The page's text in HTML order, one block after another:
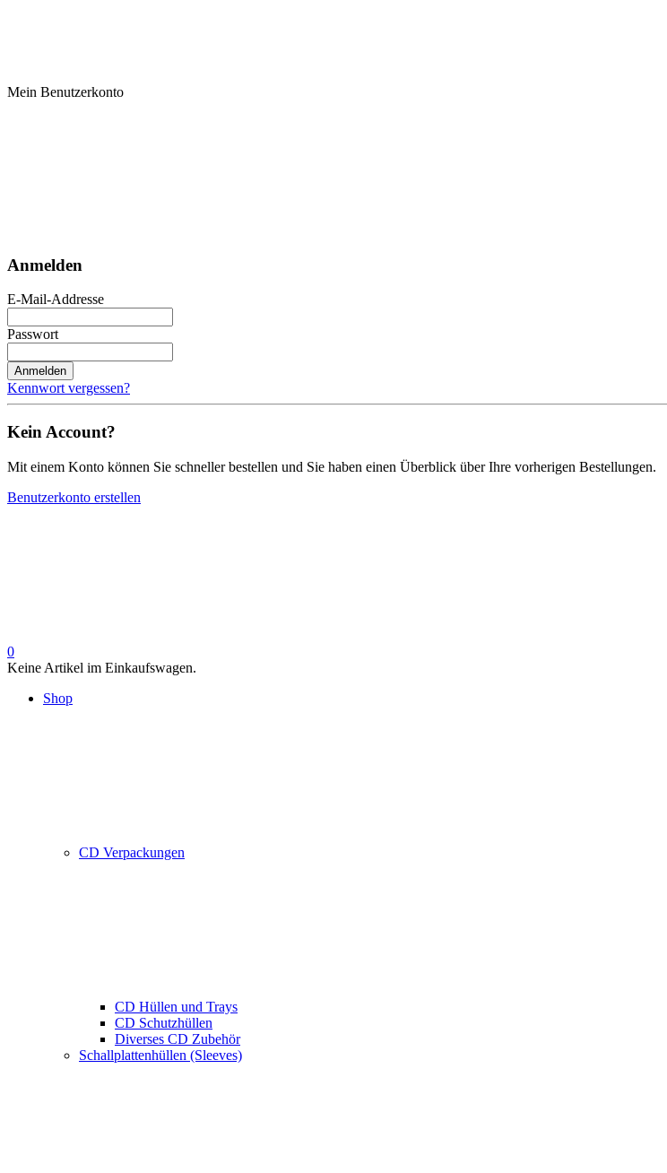
Mein Benutzerkonto
Anmelden
E-Mail-Addresse
Passwort
Anmelden
Kennwort vergessen?
Kein Account?
Mit einem Konto können Sie schneller bestellen und Sie haben einen Überblick über Ihre vorherigen Bestellungen.
Benutzerkonto erstellen
0
Keine Artikel im Einkaufswagen.
Shop
CD Verpackungen
CD Hüllen und Trays
CD Schutzhüllen
Diverses CD Zubehör
Schallplattenhüllen (Sleeves)